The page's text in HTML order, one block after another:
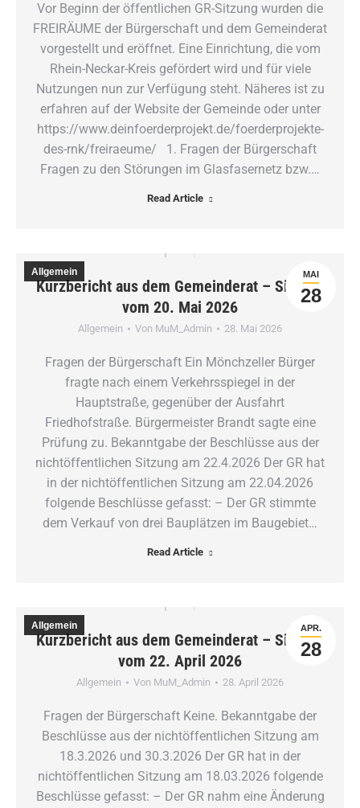
Vor Beginn der öffentlichen GR-Sitzung wurden die
FREIRÄUME der Bürgerschaft und dem Gemeinderat
vorgestellt und eröffnet. Eine Einrichtung, die vom
Rhein-Neckar-Kreis gefördert wird und für viele
Nutzungen nun zur Verfügung steht. Näheres ist zu
erfahren auf der Website der Gemeinde oder unter
https://www.deinfoerderprojekt.de/foerderprojekte-
des-rnk/freiraeume/ 1. Fragen der Bürgerschaft
Fragen zu den Störungen im Glasfasernetz bzw.…
Read Article
Kurzbericht aus dem Gemeinderat – Sitzung
vom 20. Mai 2026
Allgemein Von MuM_Admin 28. Mai 2026
MAI
28
Allgemein
Fragen der Bürgerschaft Ein Mönchzeller Bürger
fragte nach einem Verkehrsspiegel in der
Hauptstraße, gegenüber der Ausfahrt
Friedhofstraße. Bürgermeister Brandt sagte eine
Prüfung zu. Bekanntgabe der Beschlüsse aus der
nichtöffentlichen Sitzung am 22.4.2026 Der GR hat
in der nichtöffentlichen Sitzung am 22.04.2026
folgende Beschlüsse gefasst: – Der GR stimmte
dem Verkauf von drei Bauplätzen im Baugebiet…
Read Article
Kurzbericht aus dem Gemeinderat – Sitzung
vom 22. April 2026
Allgemein Von MuM_Admin 28. April 2026
APR.
28
Allgemein
Fragen der Bürgerschaft Keine. Bekanntgabe der
Beschlüsse aus der nichtöffentlichen Sitzung am
18.3.2026 und 30.3.2026 Der GR hat in der
nichtöffentlichen Sitzung am 18.03.2026 folgende
Beschlüsse gefasst: – Der GR nahm eine Änderung